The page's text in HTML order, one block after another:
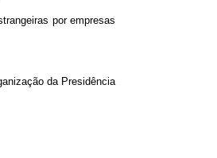
por empresas
da Presidência